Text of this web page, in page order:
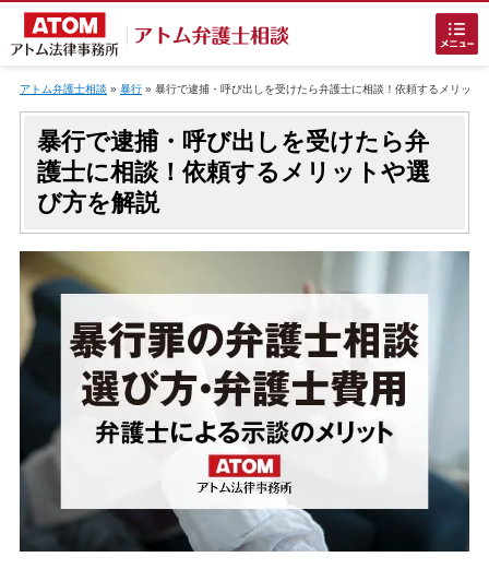
ホームに戻る
刑事事件 でお困りの方
刑事事件の無料相談
接見・面会を弁護士に依頼
刑事事件を示談で解決したい
アトム弁護士相談 » 暴行» 暴行で逮捕・呼び出しを受けたら弁護士に相談！依頼するメリット
暴行で逮捕・呼び出しを受けたら弁
護士に相談！依頼するメリットや選
び方を解説